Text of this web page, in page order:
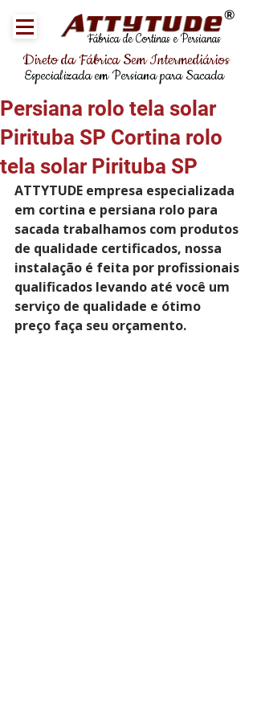
Fábrica de Cortinas e Persianas
®
Direto da Fábrica Sem Intermediários
Especializada em Persiana para Sacada
Persiana rolo tela solar
Pirituba SP Cortina rolo
tela solar Pirituba SP
ATTYTUDE empresa especializada
em cortina e persiana rolo para
sacada trabalhamos com produtos
de qualidade certificados, nossa
instalação é feita por profissionais
qualificados levando até você um
serviço de qualidade e ótimo
preço faça seu orçamento.